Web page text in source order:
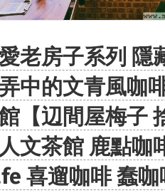
老房子系列 隱
中的文青風咖
【辺間屋梅子
文茶館 鹿點咖
喜遛咖啡 蠢咖